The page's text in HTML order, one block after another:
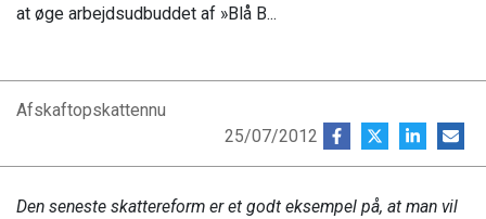
at øge arbejdsudbuddet af »Blå B...
Afskaftopskattennu
25/07/2012
Den seneste skattereform er et godt eksempel på, at man vil